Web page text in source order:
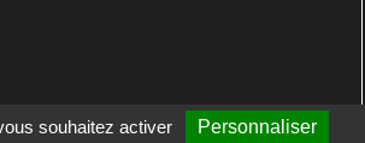
souhaitez activer Personnaliser